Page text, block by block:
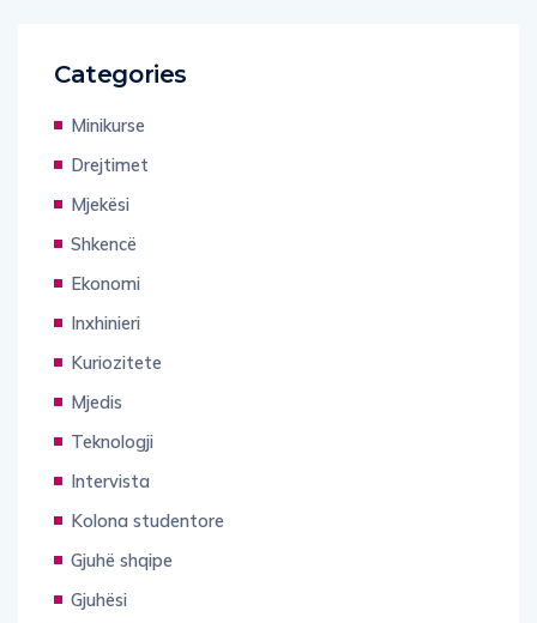
Categories
Minikurse
Drejtimet
Mjekësi
Shkencë
Ekonomi
Inxhinieri
Kuriozitete
Mjedis
Teknologji
Intervista
Kolona studentore
Gjuhë shqipe
Gjuhësi